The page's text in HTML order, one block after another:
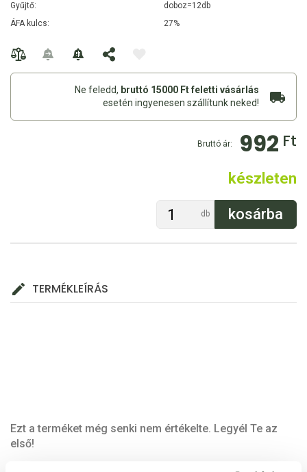
Gyűjtő:
doboz=12db
ÁFA kulcs:
27%
Ne feledd, bruttó 15000 Ft feletti vásárlás
esetén ingyenesen szállítunk neked!
Bruttó ár: 992 Ft
készleten
db
TERMÉKLEÍRÁS
Ezt a terméket még senki nem értékelte. Legyél Te az
első!